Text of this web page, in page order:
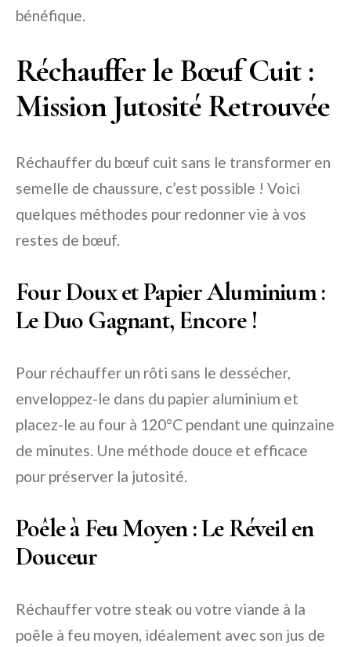
bénéfique.
Réchauffer le Bœuf Cuit :
Mission Jutosité Retrouvée
Réchauffer du bœuf cuit sans le transformer en
semelle de chaussure, c’est possible ! Voici
quelques méthodes pour redonner vie à vos
restes de bœuf.
Four Doux et Papier Aluminium :
Le Duo Gagnant, Encore !
Pour réchauffer un rôti sans le dessécher,
enveloppez-le dans du papier aluminium et
placez-le au four à 120°C pendant une quinzaine
de minutes. Une méthode douce et efficace
pour préserver la jutosité.
Poêle à Feu Moyen : Le Réveil en
Douceur
Réchauffer votre steak ou votre viande à la
poêle à feu moyen, idéalement avec son jus de